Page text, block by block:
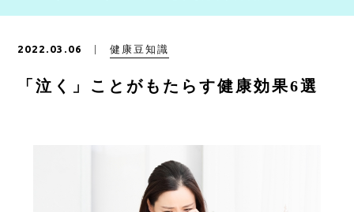
2022.03.06 健康豆知識
「泣く」ことがもたらす健康効果6選
ご予約はこちら
CONTACT